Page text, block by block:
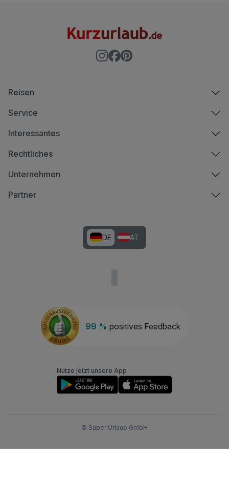
99 % positives Feedback
Reisen
Service
Interessantes
Rechtliches
Unternehmen
Partner
DE AT
Nutze jetzt unsere App
© Super Urlaub GmbH